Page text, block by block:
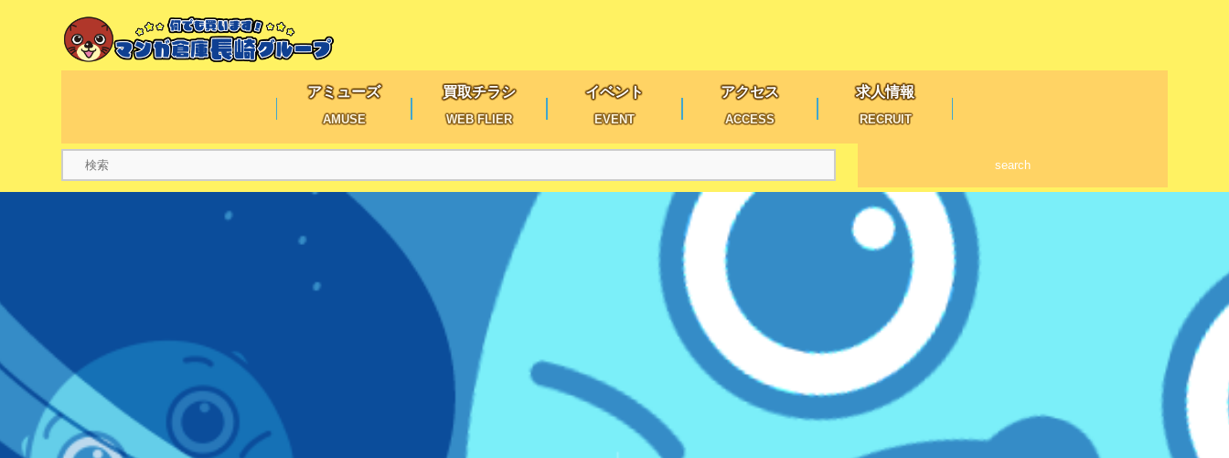
アミューズ
AMUSE
買取チラシ
WEB FLIER
イベント
EVENT
アクセス
ACCESS
求人情報
RECRUIT
search